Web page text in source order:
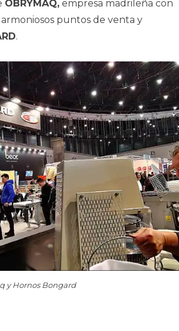
OBRYMAQ, empresa madrileña con
puntos de venta y
.
y Hornos Bongard